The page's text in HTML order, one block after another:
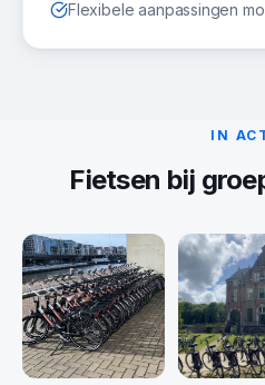
Flexibele aanpassingen
IN
Fietsen bij